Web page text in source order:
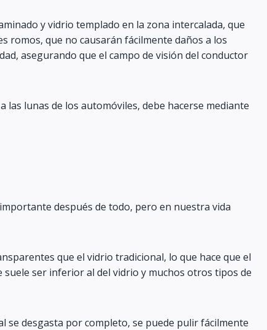
y vidrio templado en la zona intercalada, que
romos, que no causarán fácilmente daños a los
asegurando que el campo de visión del conductor
las lunas de los automóviles, debe hacerse mediante
después de todo, pero en nuestra vida
que el vidrio tradicional, lo que hace que el
suele ser inferior al del vidrio y muchos otros tipos de
se desgasta por completo, se puede pulir fácilmente